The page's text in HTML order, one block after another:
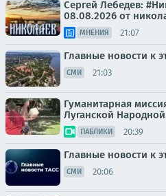
Сергей Лебедев:
08.08.2026 от
МНЕНИЯ 21:07
Главные новости к
СМИ 21:03
Гуманитарная
Луганской
ПАБЛИКИ 20:39
Главные новости к
СМИ 20:06